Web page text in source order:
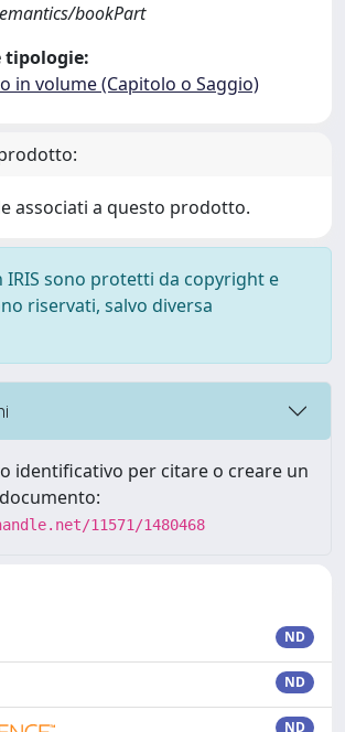
bookPart
tipologie:
in volume (Capitolo o Saggio)
associati a questo prodotto.
IRIS sono protetti da copyright e
riservati, salvo diversa
identificativo per citare o creare un
11571/1480468
ND
ND
ND